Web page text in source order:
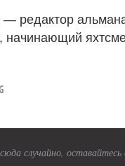
редактор
начинающий
случайно,